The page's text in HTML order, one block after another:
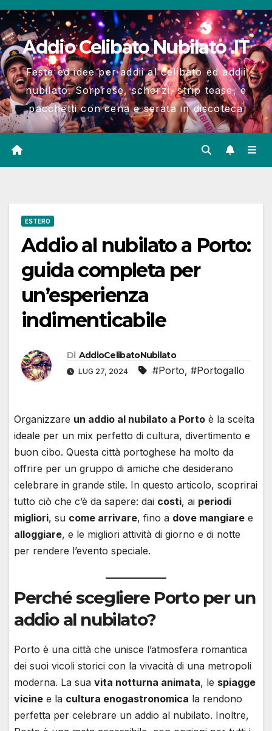
Salta
al
contenutoAddio Celibato Nubilato .IT
Feste ed idee per addii al celibato ed addii
nubilato. Sorprese, scherzi, strip tease, e
pacchetti con cena e serata in discoteca
ESTERO
Addio al nubilato a Porto:
guida completa per
un’esperienza
indimenticabile
Di AddioCelibatoNubilato
LUG 27, 2024 #Porto, #Portogallo
Organizzare un addio al nubilato a Porto è la scelta
ideale per un mix perfetto di cultura, divertimento e
buon cibo. Questa città portoghese ha molto da
offrire per un gruppo di amiche che desiderano
celebrare in grande stile. In questo articolo, scoprirai
tutto ciò che c’è da sapere: dai costi, ai periodi
migliori, su come arrivare, fino a dove mangiare e
alloggiare, e le migliori attività di giorno e di notte
per rendere l’evento speciale.
Perché scegliere Porto per un
addio al nubilato?
Porto è una città che unisce l’atmosfera romantica
dei suoi vicoli storici con la vivacità di una metropoli
moderna. La sua vita notturna animata, le spiagge
vicine e la cultura enogastronomica la rendono
perfetta per celebrare un addio al nubilato. Inoltre,